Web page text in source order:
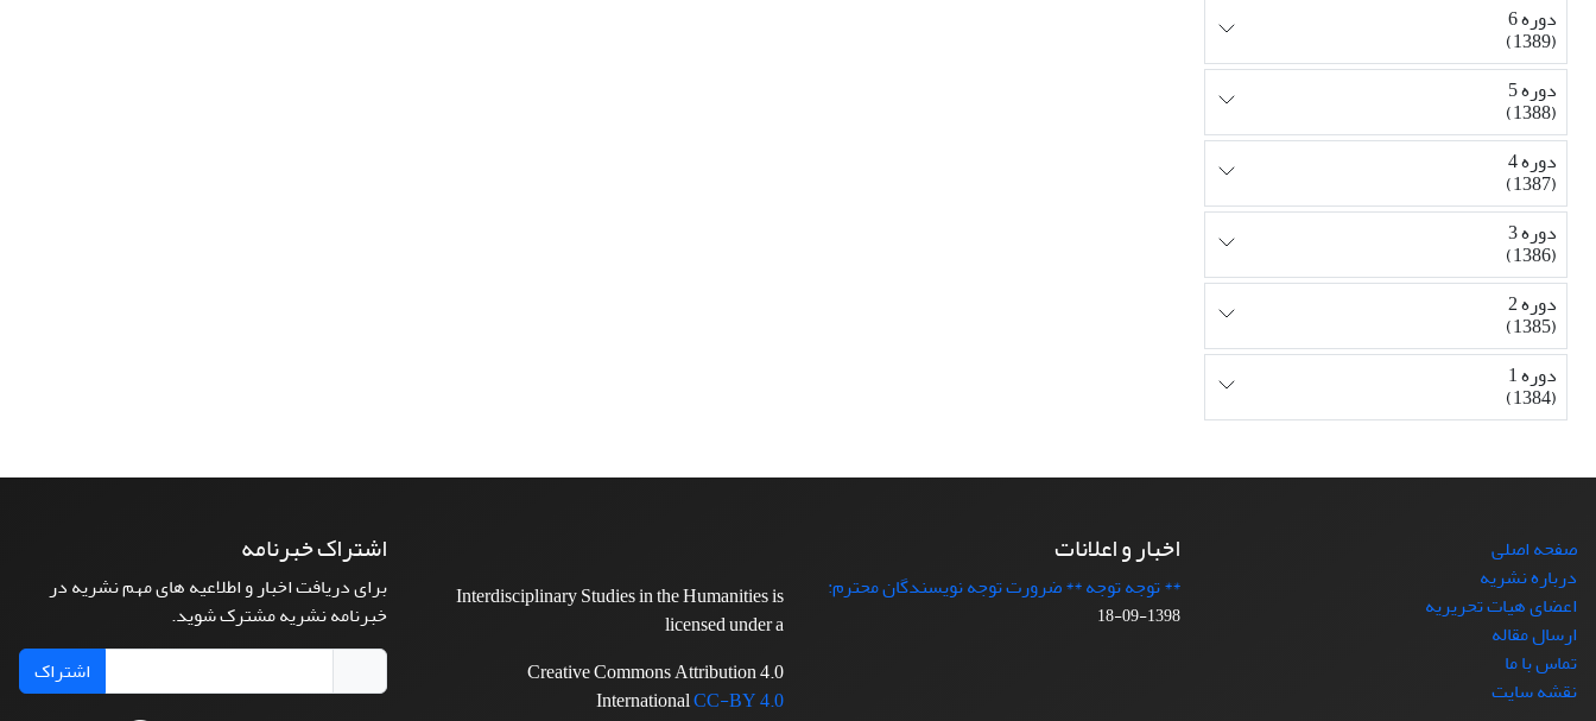
دوره 6
(1389)
دوره 5
(1388)
دوره 4
(1387)
دوره 3
(1386)
دوره 2
(1385)
دوره 1
(1384)
صفحه اصلی
درباره نشریه
اعضای هیات تحریریه
ارسال مقاله
تماس با ما
نقشه سایت
اخبار و اعلانات
** توجه توجه ** ضرورت توجه نویسندگان محترم:
1398-09-18
Interdisciplinary Studies in the Humanities is
licensed under a
Creative Commons Attribution 4.0
InternationalCC-BY 4.0
اشتراک خبرنامه
برای دریافت اخبار و اطلاعیه های مهم نشریه در
خبرنامه نشریه مشترک شوید.
اشتراک